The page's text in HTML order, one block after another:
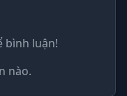
luận
bình luận!
nào.